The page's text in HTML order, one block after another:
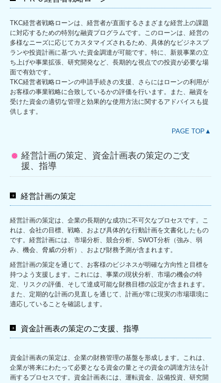
TKC経営者戦略ローンは、経営者が直面するさまざまな経営上の課題
に対応するための特別な融資プログラムです。このローンは、経営の
多様なニーズに応じてカスタマイズされるため、具体的なビジネスプ
ランや投資計画に基づいた資金調達が可能です。特に、新規事業の立
ち上げや事業拡張、研究開発など、長期的な視点での投資が必要な場
面で有効です。
TKC経営者戦略ローンの申請手続きの支援、さらにはローンの利用が
お客様の事業戦略に合致しているかの評価を行います。また、融資を
受けた資金の適切な管理と効果的な使用方法に関するアドバイスも提
供します。
PAGE TOP▲
経営計画の策定、資金計画表の策定のご支
援、指導
経営計画の策定
経営計画の策定は、企業の長期的な成功に不可欠なプロセスです。こ
れは、会社の目標、戦略、および具体的な行動計画を文書化したもの
です。経営計画には、市場分析、競合分析、SWOT分析（強み、弱
み、機会、脅威の分析）、および財務予測が含まれます。
経営計画の策定を通じて、お客様のビジネスが明確な方向性と目標を
持つよう支援します。これには、事業の現状分析、市場の機会の特
定、リスクの評価、そして達成可能な財務目標の設定が含まれます。
また、定期的な計画の見直しを通じて、計画が常に現実の市場環境に
適応していることを確認します。
資金計画表の策定のご支援、指導
資金計画表の策定は、企業の財務管理の基盤を形成します。これは、
企業が将来にわたって必要となる資金の量とその資金の調達方法を計
画するプロセスです。資金計画表には、運転資金、設備投資、研究開